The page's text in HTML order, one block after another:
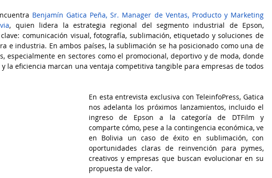
Benjamín Gatica Peña, Sr. Manager de Ventas, Producto y Marketing
, quien lidera la estrategia regional del segmento industrial de Epson,
comunicación visual, fotografía, sublimación, etiquetado y soluciones de
e industria. En ambos países, la sublimación se ha posicionado como una de
especialmente en sectores como el promocional, deportivo y de moda, donde
la eficiencia marcan una ventaja competitiva tangible para empresas de todos
En esta entrevista exclusiva con TeleinfoPress, Gatica
nos adelanta los próximos lanzamientos, incluido el
ingreso de Epson a la categoría de DTFilm y
comparte cómo, pese a la contingencia económica, ve
en Bolivia un caso de éxito en sublimación, con
oportunidades claras de reinvención para pymes,
creativos y empresas que buscan evolucionar en su
propuesta de valor.